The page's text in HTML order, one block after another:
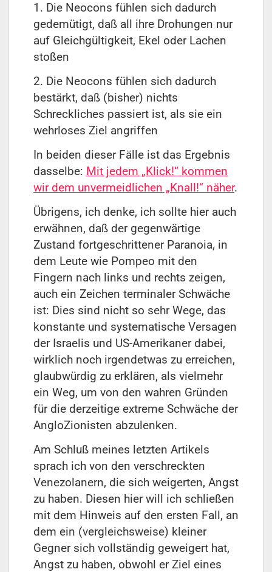
1. Die Neocons fühlen sich dadurch
gedemütigt, daß all ihre Drohungen nur
auf Gleichgültigkeit, Ekel oder Lachen
stoßen
2. Die Neocons fühlen sich dadurch
bestärkt, daß (bisher) nichts
Schreckliches passiert ist, als sie ein
wehrloses Ziel angriffen
In beiden dieser Fälle ist das Ergebnis
dasselbe: Mit jedem „Klick!“ kommen
wir dem unvermeidlichen „Knall!“ näher.
Übrigens, ich denke, ich sollte hier auch
erwähnen, daß der gegenwärtige
Zustand fortgeschrittener Paranoia, in
dem Leute wie Pompeo mit den
Fingern nach links und rechts zeigen,
auch ein Zeichen terminaler Schwäche
ist: Dies sind nicht so sehr Wege, das
konstante und systematische Versagen
der Israelis und US-Amerikaner dabei,
wirklich noch irgendetwas zu erreichen,
glaubwürdig zu erklären, als vielmehr
ein Weg, um von den wahren Gründen
für die derzeitige extreme Schwäche der
AngloZionisten abzulenken.
Am Schluß meines letzten Artikels
sprach ich von den verschreckten
Venezolanern, die sich weigerten, Angst
zu haben. Diesen hier will ich schließen
mit dem Hinweis auf den ersten Fall, an
dem ein (vergleichsweise) kleiner
Gegner sich vollständig geweigert hat,
Angst zu haben, obwohl er Ziel eines